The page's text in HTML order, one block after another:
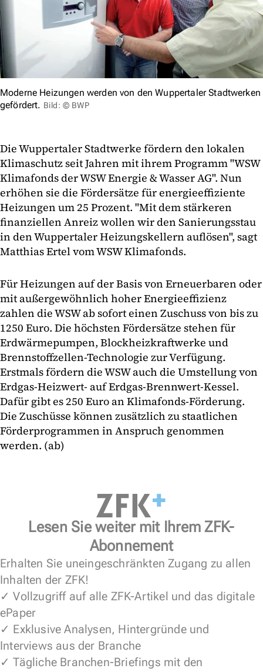
Moderne Heizungen werden von den Wuppertaler Stadtwerken
gefördert. Bild: © BWP
Die Wuppertaler Stadtwerke fördern den lokalen
Klimaschutz seit Jahren mit ihrem Programm "WSW
Klimafonds der WSW Energie & Wasser AG". Nun
erhöhen sie die Fördersätze für energieeffiziente
Heizungen um 25 Prozent. "Mit dem stärkeren
finanziellen Anreiz wollen wir den Sanierungsstau
in den Wuppertaler Heizungskellern auflösen", sagt
Matthias Ertel vom WSW Klimafonds.
Für Heizungen auf der Basis von Erneuerbaren oder
mit außergewöhnlich hoher Energieeffizienz
zahlen die WSW ab sofort einen Zuschuss von bis zu
1250 Euro. Die höchsten Fördersätze stehen für
Erdwärmepumpen, Blockheizkraftwerke und
Brennstoffzellen-Technologie zur Verfügung.
Erstmals fördern die WSW auch die Umstellung von
Erdgas-Heizwert- auf Erdgas-Brennwert-Kessel.
Dafür gibt es 250 Euro an Klimafonds-Förderung.
Die Zuschüsse können zusätzlich zu staatlichen
Förderprogrammen in Anspruch genommen
werden. (ab)
Lesen Sie weiter mit Ihrem ZFK-
Abonnement
Erhalten Sie uneingeschränkten Zugang zu allen
Inhalten der ZFK!
✓ Vollzugriff auf alle ZFK-Artikel und das digitale
ePaper
✓ Exklusive Analysen, Hintergründe und
Interviews aus der Branche
✓ Tägliche Branchen-Briefings mit den